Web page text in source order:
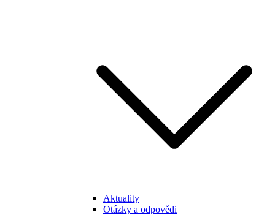
Aktuality
Otázky a odpovědi